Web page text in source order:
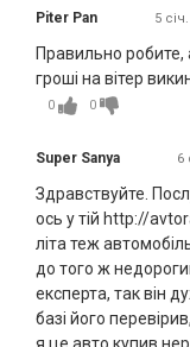
Piter Pan 5
Правильно робите,
гроші на вітер
0 0
Super Sanya 6
Здравствуйте.
ось у тій http://
літа теж
до того ж
експерта, так він
базі його